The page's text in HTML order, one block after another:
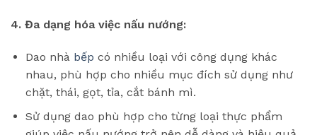
4. Đa dạng hóa việc nấu nướng:
Dao nhà bếp có nhiều loại với công dụng khác
nhau, phù hợp cho nhiều mục đích sử dụng như
chặt, thái, gọt, tỉa, cắt bánh mì.
Sử dụng dao phù hợp cho từng loại thực phẩm